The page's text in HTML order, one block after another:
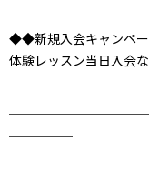
◆◆新規入会キャンペ
体験レッスン当日入会